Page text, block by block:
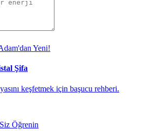
Yeni!
Şifa
keşfetmek için başucu rehberi.
Öğrenin